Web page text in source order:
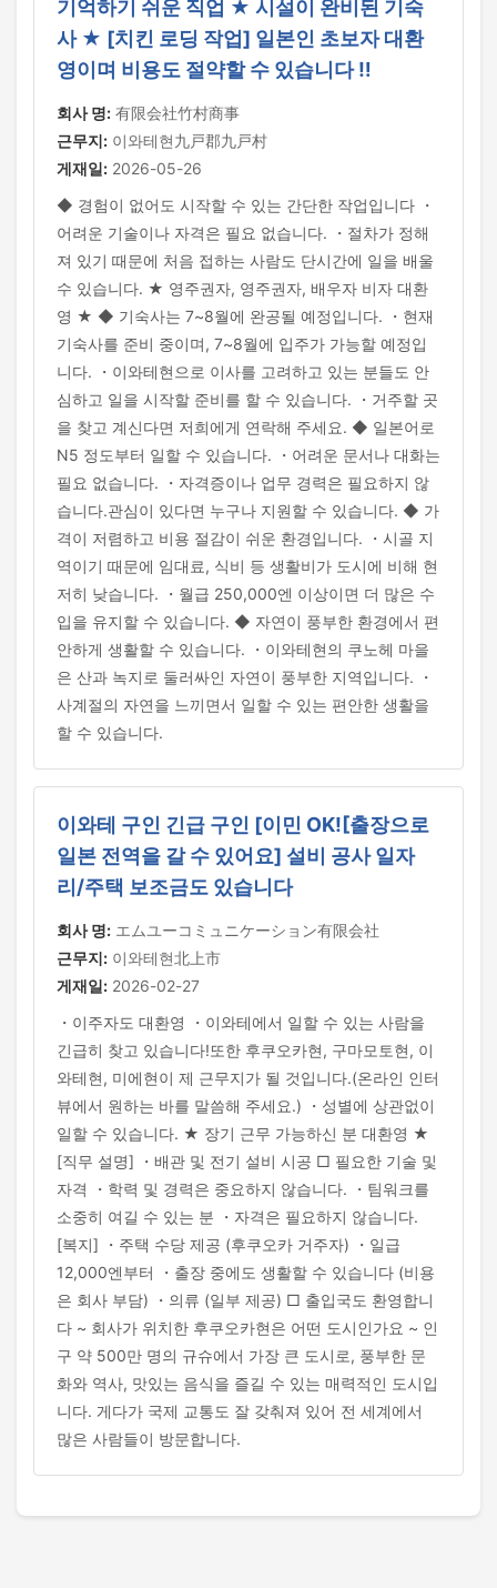
기억하기 쉬운 직업 ★ 시설이 완비된 기숙
사 ★ [치킨 로딩 작업] 일본인 초보자 대환
영이며 비용도 절약할 수 있습니다 ‼
회사 명: 有限会社竹村商事
근무지: 이와테현九戸郡九戸村
게재일: 2026-05-26
◆ 경험이 없어도 시작할 수 있는 간단한 작업입니다 ・
어려운 기술이나 자격은 필요 없습니다. ・절차가 정해
져 있기 때문에 처음 접하는 사람도 단시간에 일을 배울
수 있습니다. ★ 영주권자, 영주권자, 배우자 비자 대환
영 ★ ◆ 기숙사는 7~8월에 완공될 예정입니다. ・현재
기숙사를 준비 중이며, 7~8월에 입주가 가능할 예정입
니다. ・이와테현으로 이사를 고려하고 있는 분들도 안
심하고 일을 시작할 준비를 할 수 있습니다. ・거주할 곳
을 찾고 계신다면 저희에게 연락해 주세요. ◆ 일본어로
N5 정도부터 일할 수 있습니다. ・어려운 문서나 대화는
필요 없습니다. ・자격증이나 업무 경력은 필요하지 않
습니다.관심이 있다면 누구나 지원할 수 있습니다. ◆ 가
격이 저렴하고 비용 절감이 쉬운 환경입니다. ・시골 지
역이기 때문에 임대료, 식비 등 생활비가 도시에 비해 현
저히 낮습니다. ・월급 250,000엔 이상이면 더 많은 수
입을 유지할 수 있습니다. ◆ 자연이 풍부한 환경에서 편
안하게 생활할 수 있습니다. ・이와테현의 쿠노헤 마을
은 산과 녹지로 둘러싸인 자연이 풍부한 지역입니다. ・
사계절의 자연을 느끼면서 일할 수 있는 편안한 생활을
할 수 있습니다.
이와테 구인 긴급 구인 [이민 OK![출장으로
일본 전역을 갈 수 있어요] 설비 공사 일자
리/주택 보조금도 있습니다
회사 명: エムユーコミュニケーション有限会社
근무지: 이와테현北上市
게재일: 2026-02-27
・이주자도 대환영 ・이와테에서 일할 수 있는 사람을
긴급히 찾고 있습니다!또한 후쿠오카현, 구마모토현, 이
와테현, 미에현이 제 근무지가 될 것입니다.(온라인 인터
뷰에서 원하는 바를 말씀해 주세요.) ・성별에 상관없이
일할 수 있습니다. ★ 장기 근무 가능하신 분 대환영 ★
[직무 설명] ・배관 및 전기 설비 시공 □ 필요한 기술 및
자격 ・학력 및 경력은 중요하지 않습니다. ・팀워크를
소중히 여길 수 있는 분 ・자격은 필요하지 않습니다.
[복지] ・주택 수당 제공 (후쿠오카 거주자) ・일급
12,000엔부터 ・출장 중에도 생활할 수 있습니다 (비용
은 회사 부담) ・의류 (일부 제공) □ 출입국도 환영합니
다 ~ 회사가 위치한 후쿠오카현은 어떤 도시인가요 ~ 인
구 약 500만 명의 규슈에서 가장 큰 도시로, 풍부한 문
화와 역사, 맛있는 음식을 즐길 수 있는 매력적인 도시입
니다. 게다가 국제 교통도 잘 갖춰져 있어 전 세계에서
많은 사람들이 방문합니다.